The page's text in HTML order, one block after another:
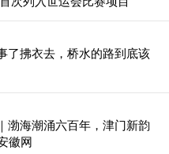
了拂衣去，桥水的路到底该
渤海潮涌六百年，津门新韵
徽网